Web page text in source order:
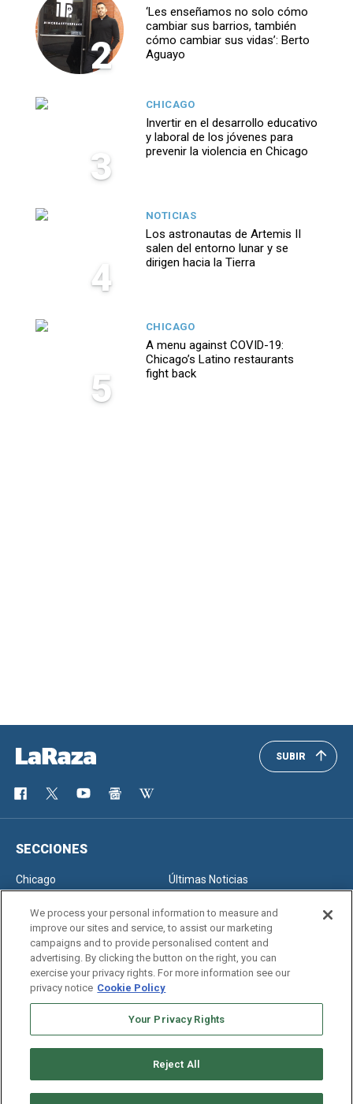
2
‘Les enseñamos no solo cómo
cambiar sus barrios, también
cómo cambiar sus vidas’: Berto
Aguayo
3
CHICAGO
Invertir en el desarrollo educativo
y laboral de los jóvenes para
prevenir la violencia en Chicago
4
NOTICIAS
Los astronautas de Artemis II
salen del entorno lunar y se
dirigen hacia la Tierra
5
CHICAGO
A menu against COVID-19:
Chicago’s Latino restaurants
fight back
SUBIR
SECCIONES
Chicago
Últimas Noticias
SERVICIOS
Newsletter
Edición Impresa
We process your personal information to measure and
improve our sites and service, to assist our marketing
campaigns and to provide personalised content and
advertising. By clicking the button on the right, you can
exercise your privacy rights. For more information see our
privacy notice Cookie Policy
Your Privacy Rights
Reject All